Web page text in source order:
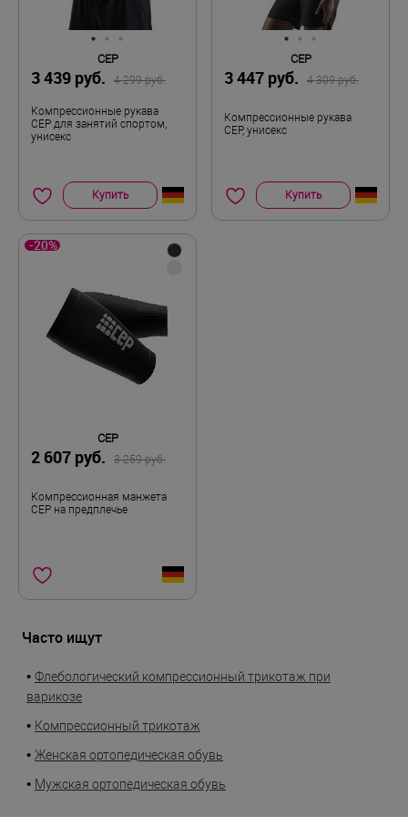
CEP
3 439 руб. 4 299 руб.
Компрессионные рукава
CEP для занятий спортом,
унисекс
Купить
CEP
3 447 руб. 4 309 руб.
Компрессионные рукава
CEP, унисекс
Купить
-20%
CEP
2 607 руб. 3 259 руб.
Компрессионная манжета
CEP на предплечье
Часто ищут
• Флебологический компрессионный трикотаж при
варикозе
• Компрессионный трикотаж
• Женская ортопедическая обувь
• Мужская ортопедическая обувь